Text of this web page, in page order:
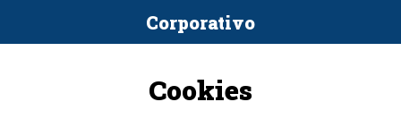
Corporativo
Informe de sostenibilidadCódigo de autorregulación
Ventas InternacionalesLínea ÉticaPrensa RCN
Cookies